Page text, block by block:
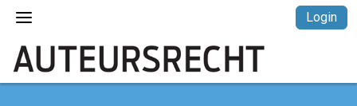
Login